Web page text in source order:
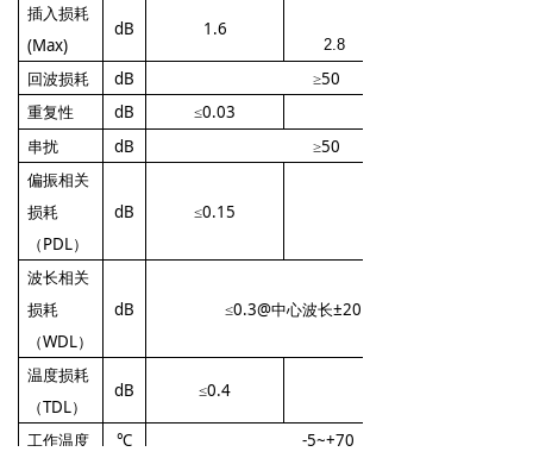
插入损耗
(Max)
dB 1.6
2.8
回波损耗 dB
≥50
重复性
dB ≤0.03
串扰 dB
≥50
偏振相关
损耗
（PDL）
dB ≤0.15
波长相关
损耗
（WDL）
dB ≤0.3@中心波长±20nm, 23℃
温度损耗
（TDL）
dB ≤0.4
工作温度 ℃
-5~+70